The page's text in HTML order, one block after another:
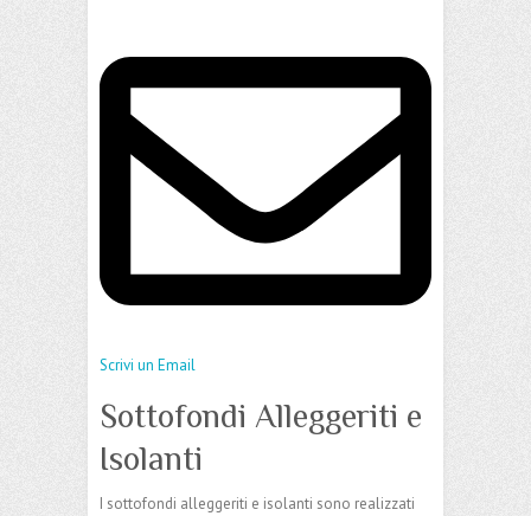
Scrivi un Email
Sottofondi Alleggeriti e
Isolanti
I sottofondi alleggeriti e isolanti sono realizzati